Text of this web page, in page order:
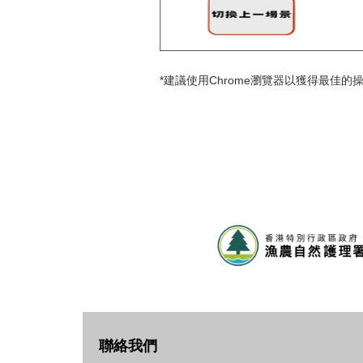
*建議使用Chrome瀏覽器以獲得最佳的
聯絡我們